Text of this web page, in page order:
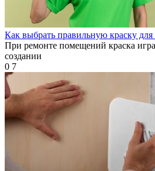
Как выбрать правильную краску для
При ремонте помещений краска
создании
0 7